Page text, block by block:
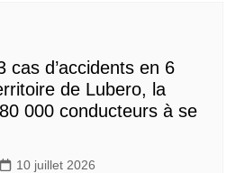
cas d’accidents en 6
de Lubero, la
000 conducteurs à se
10 juillet 2026